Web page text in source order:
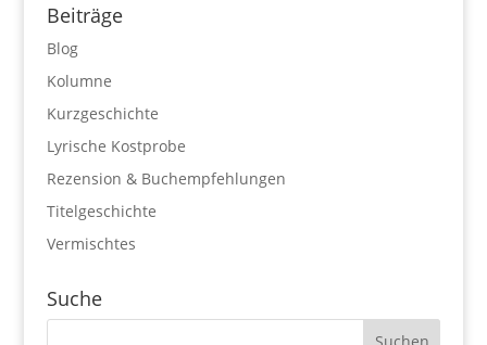
Beiträge
Blog
Kolumne
Kurzgeschichte
Lyrische Kostprobe
Rezension & Buchempfehlungen
Titelgeschichte
Vermischtes
Suche